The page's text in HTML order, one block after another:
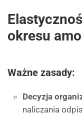
okresu
Ważne zasady:
Decyzja
naliczania